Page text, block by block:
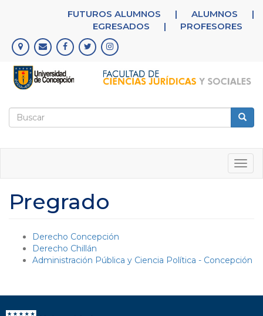
principal
FUTUROS ALUMNOS | ALUMNOS
|
EGRESADOS
| PROFESORES
Formulario
Pregrado
Derecho Concepción
Derecho Chillán
Administración Pública y Ciencia Política - Concepción